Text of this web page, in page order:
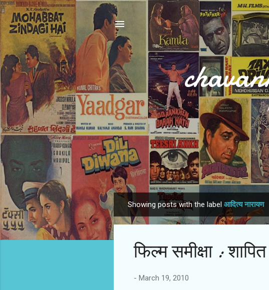
o
Showing posts with the label आदित्‍य नारायण
फिल्‍म समीक्षा : शापित
- March 19, 2010